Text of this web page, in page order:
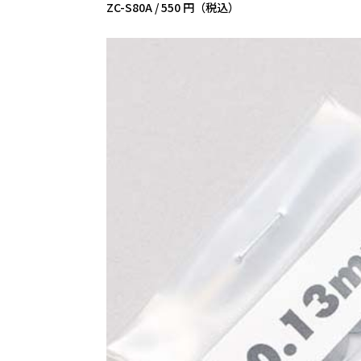
ZC-S80A /550 円（税込）